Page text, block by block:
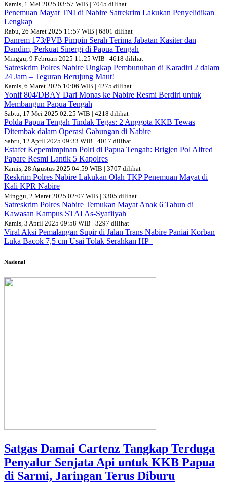
Kamis, 1 Mei 2025 03:57 WIB | 7045 dilihat
Penemuan Mayat TNI di Nabire Satrekrim Lakukan Penyelidikan
Lengkap
Rabu, 26 Maret 2025 11:57 WIB | 6801 dilihat
Danrem 173/PVB Pimpin Serah Terima Jabatan Kasiter dan
Dandim, Perkuat Sinergi di Papua Tengah
Minggu, 9 Februari 2025 11:25 WIB | 4618 dilihat
Satreskrim Polres Nabire Ungkap Pembunuhan di Karadiri 2 dalam
24 Jam – Teguran Berujung Maut!
Kamis, 6 Maret 2025 10:06 WIB | 4275 dilihat
Yonif 804/DBAY Dari Monas ke Nabire Resmi Berdiri untuk
Membangun Papua Tengah
Sabtu, 17 Mei 2025 02:25 WIB | 4218 dilihat
Polda Papua Tengah Tindak Tegas: 2 Anggota KKB Tewas
Ditembak dalam Operasi Gabungan di Nabire
Sabtu, 12 April 2025 09:33 WIB | 4017 dilihat
Estafet Kepemimpinan Polri di Papua Tengah: Brigjen Pol Alfred
Papare Resmi Lantik 5 Kapolres
Kamis, 28 Agustus 2025 04:59 WIB | 3707 dilihat
Reskrim Polres Nabire Lakukan Olah TKP Penemuan Mayat di
Kali KPR Nabire
Minggu, 2 Maret 2025 02:07 WIB | 3305 dilihat
Satreskrim Polres Nabire Temukan Mayat Anak 6 Tahun di
Kawasan Kampus STAI As-Syafiiyah
Kamis, 3 April 2025 09:58 WIB | 3297 dilihat
Viral Aksi Pemalangan Supir di Jalan Trans Nabire Paniai Korban
Luka Bacok 7,5 cm Usai Tolak Serahkan HP
Nasional
Satgas Damai Cartenz Tangkap Terduga
Penyalur Senjata Api untuk KKB Papua
di Sarmi, Jaringan Terus Diburu